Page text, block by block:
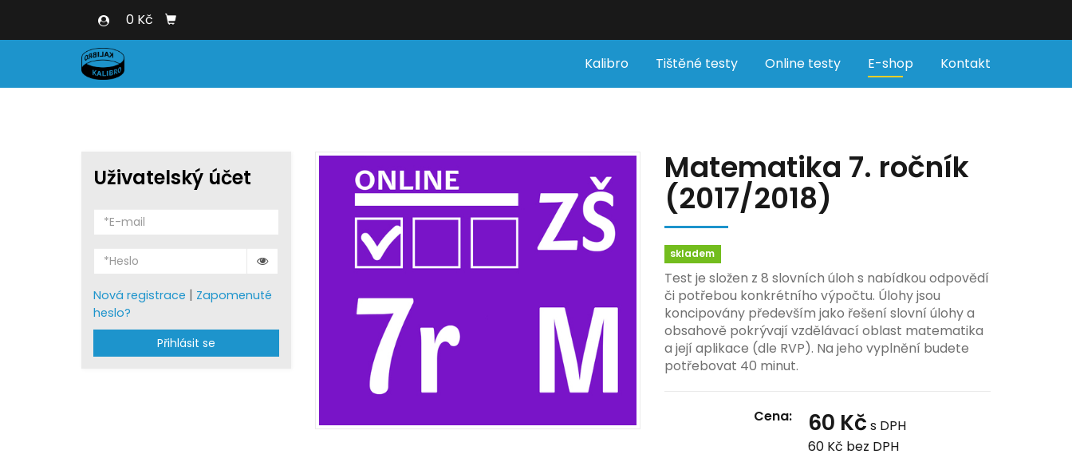
0 Kč
Kalibro Tištěné testy Online testy E-shop Kontakt
Uživatelský účet
Nová registrace | Zapomenuté
heslo?
Přihlásit se
Matematika 7. ročník
(2017/2018)
skladem
Test je složen z 8 slovních úloh s nabídkou odpovědí
či potřebou konkrétního výpočtu. Úlohy jsou
koncipovány především jako řešení slovní úlohy a
obsahově pokrývají vzdělávací oblast matematika
a její aplikace (dle RVP). Na jeho vyplnění budete
potřebovat 40 minut.
Cena: 60 Kč s DPH
60 Kč bez DPH